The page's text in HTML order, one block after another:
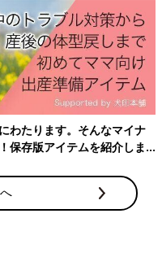
の構造などでいろいろ工夫
収材「エッグショック」を
ない同社のベビーカーより
るので、赤ちゃんが感じ
れるそう！
動対策に注目して選ぶこと
わたります。そんなマイナ
保存版アイテムを紹介しま